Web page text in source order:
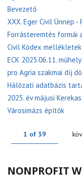
Bevezető
XXX. Eger Civil Ünnep
Forrásteremtés formái
Civil Kódex
ECK 2025.06.11.
pro Agria szakmai díj
Hálózati adatbázis
2025. év májusi
Városimázs építők
1 of 39
NONPROFIT